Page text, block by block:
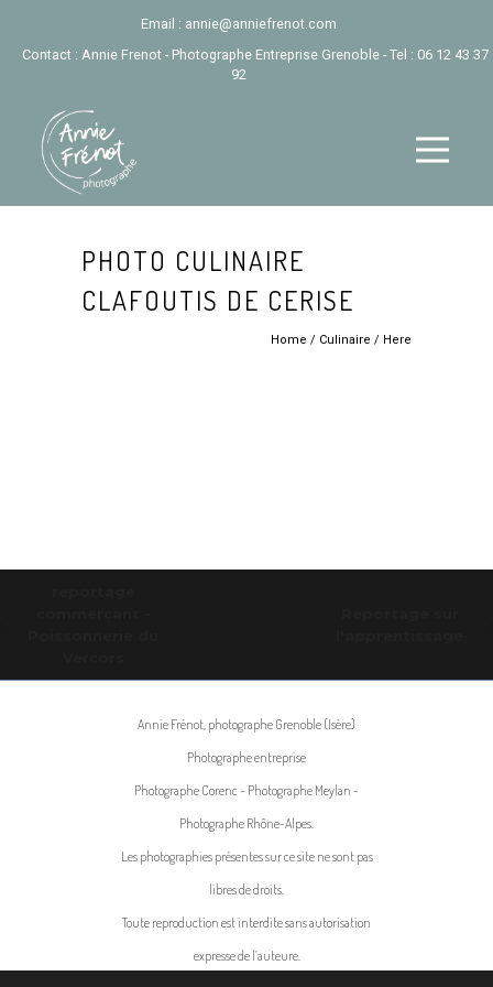
Email : annie@anniefrenot.com
Contact : Annie Frenot - Photographe Entreprise Grenoble - Tel : 06 12 43 37
92
PHOTO CULINAIRE
CLAFOUTIS DE CERISE
Home / Culinaire / Here
Annie Frénot, photographe Grenoble (Isère)
Photographe entreprise
Photographe Corenc - Photographe Meylan -
Photographe Rhône-Alpes.
Les photographies présentes sur ce site ne sont pas
libres de droits.
Toute reproduction est interdite sans autorisation
expresse de l’auteure.